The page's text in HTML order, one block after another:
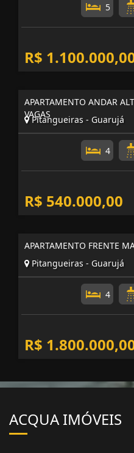
5
R$
APARTAMENTO ANDAR
VAGAS
Pitangueiras - Guarujá
4
R$ 540.000,00
APARTAMENTO FRENTE
Pitangueiras - Guarujá
4
R$
ACQUA IMÓVEIS